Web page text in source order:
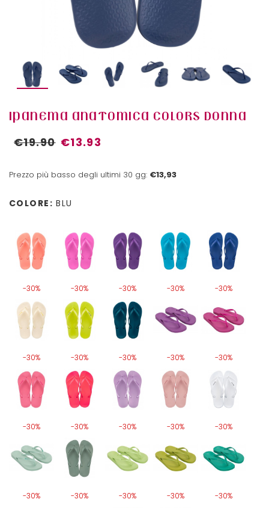
IPANEMA ANATOMICA COLORS DONNA
€19.90 €13.93
Prezzo più basso degli ultimi 30 gg: €13,93
COLORE: BLU
-30% -30% -30% -30% -30%
-30% -30% -30% -30% -30%
-30% -30% -30% -30% -30%
-30% -30% -30% -30% -30%